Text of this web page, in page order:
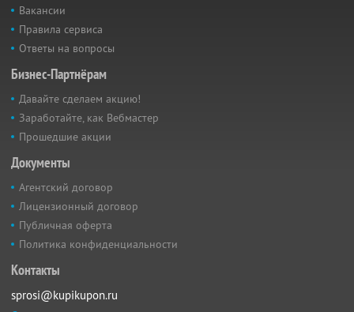
Вакансии
Правила сервиса
Ответы на вопросы
Бизнес-Партнёрам
Давайте сделаем акцию!
Заработайте, как Вебмастер
Прошедшие акции
Документы
Агентский договор
Лицензионный договор
Публичная оферта
Политика конфиденциальности
Контакты
sprosi@kupikupon.ru